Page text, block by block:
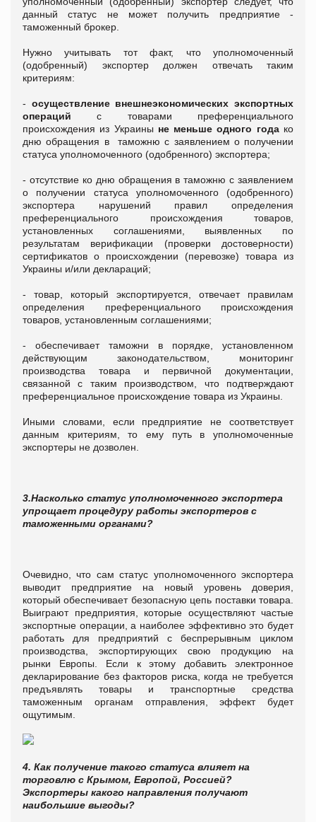
данный статус не может получить предприятие -
таможенный брокер.
Нужно учитывать тот факт, что уполномоченный
(одобренный) экспортер должен отвечать таким
критериям:
- осуществление внешнеэкономических экспортных
операций с товарами преференциального
происхождения из Украины не меньше одного годако
дню обращения в таможню с заявлением о получении
статуса уполномоченного (одобренного) экспортера;
- отсутствие ко дню обращения в таможню с заявлением
о получении статуса уполномоченного (одобренного)
экспортера нарушений правил определения
преференциального происхождения товаров,
установленных соглашениями, выявленных по
результатам верификации (проверки достоверности)
сертификатов о происхождении (перевозке) товара из
Украины и/или деклараций;
- товар, который экспортируется, отвечает правилам
определения преференциального происхождения
товаров, установленным соглашениями;
- обеспечивает таможни в порядке, установленном
действующим законодательством, мониторинг
производства товара и первичной документации,
связанной с таким производством, что подтверждают
преференциальное происхождение товара из Украины.
Иными словами, если предприятие не соответствует
данным критериям, то ему путь в уполномоченные
экспортеры не дозволен.
3.Насколько статус уполномоченного экспортера
упрощает процедуру работы экспортеров с
таможенными органами?
Очевидно, что сам статус уполномоченного экспортера
выводит предприятие на новый уровень доверия,
который обеспечивает безопасную цепь поставки товара.
Выиграют предприятия, которые осуществляют частые
экспортные операции, а наиболее эффективно это будет
работать для предприятий с беспрерывным циклом
производства, экспортирующих свою продукцию на
рынки Европы. Если к этому добавить электронное
декларирование без факторов риска, когда не требуется
предъявлять товары и транспортные средства
таможенным органам отправления, эффект будет
ощутимым.
4. Как получение такого статуса влияет на
торговлю с Крымом, Европой, Россией?
Экспортеры какого направления получают
наибольшие выгоды?